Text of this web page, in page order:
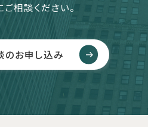
相談ください。
のお申し込み